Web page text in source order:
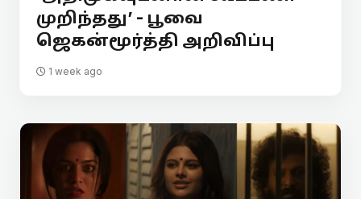
முறிந்தது’ - பூவை
ஜெகன்மூர்த்தி அறிவிப்பு
1 week ago